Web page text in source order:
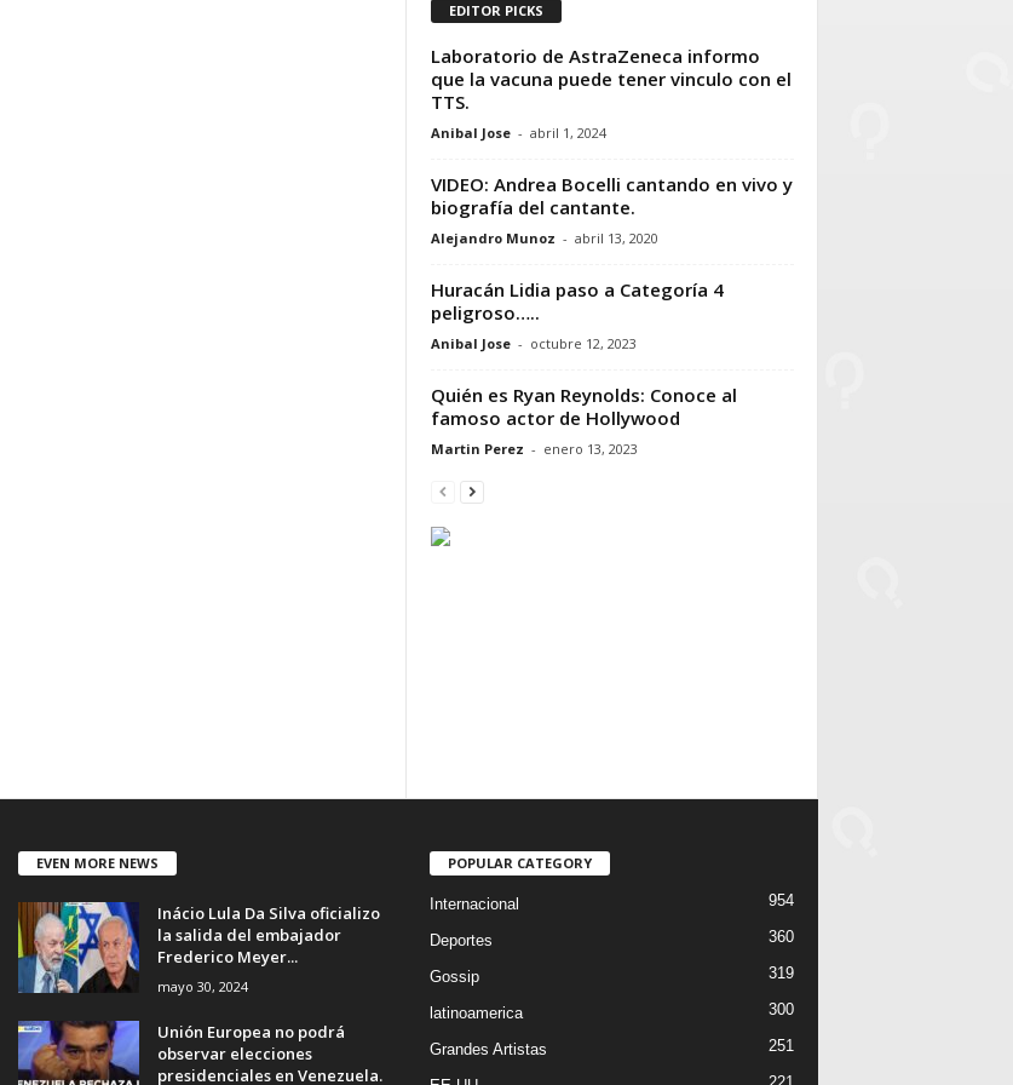
EDITOR PICKS
Laboratorio de AstraZeneca informo
que la vacuna puede tener vinculo con el
TTS.
Anibal Jose - abril 1, 2024
VIDEO: Andrea Bocelli cantando en vivo y
biografía del cantante.
Alejandro Munoz - abril 13, 2020
Huracán Lidia paso a Categoría 4
peligroso…..
Anibal Jose - octubre 12, 2023
Quién es Ryan Reynolds: Conoce al
famoso actor de Hollywood
Martin Perez - enero 13, 2023
EVEN MORE NEWS
Inácio Lula Da Silva oficializo
la salida del embajador
Frederico Meyer...
mayo 30, 2024
Unión Europea no podrá
observar elecciones
presidenciales en Venezuela.
POPULAR CATEGORY
Internacional 954
Deportes 360
Gossip 319
latinoamerica 300
Grandes Artistas 251